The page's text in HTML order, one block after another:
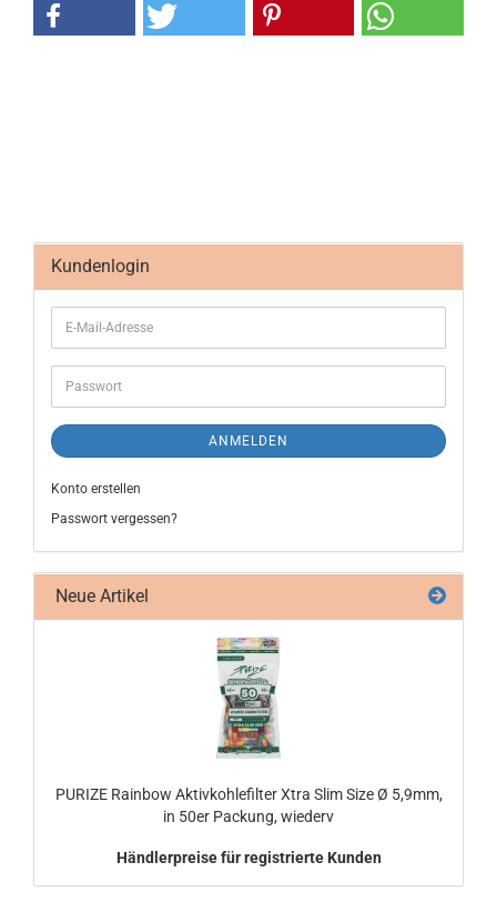
Kundenlogin
ANMELDEN
Konto erstellen
Passwort vergessen?
Neue Artikel
PU­RI­ZE Rain­bow Ak­tiv­koh­le­fil­ter Xtra Slim Size Ø 5,9mm,
in 50er Pa­ckung, wie­derv
Händlerpreise für registrierte Kunden